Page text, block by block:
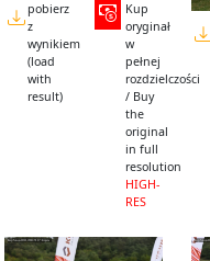
pobierz
z
wynikiem
(load
with
result)
Kup
oryginał
w
pełnej
rozdzielczości
/ Buy
the
original
in full
resolution
HIGH-
RES